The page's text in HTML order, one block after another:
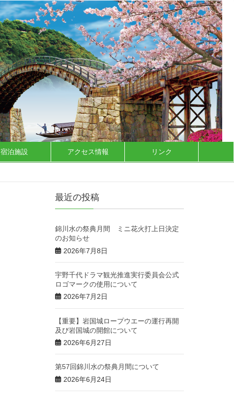
宿泊施設 アクセス情報 リンク
最近の投稿
錦川水の祭典月間 ミニ花火打上日決定
のお知らせ
2026年7月8日
宇野千代ドラマ観光推進実行委員会公式
ロゴマークの使用について
2026年7月2日
【重要】岩国城ロープウエーの運行再開
及び岩国城の開館について
2026年6月27日
第57回錦川水の祭典月間について
2026年6月24日